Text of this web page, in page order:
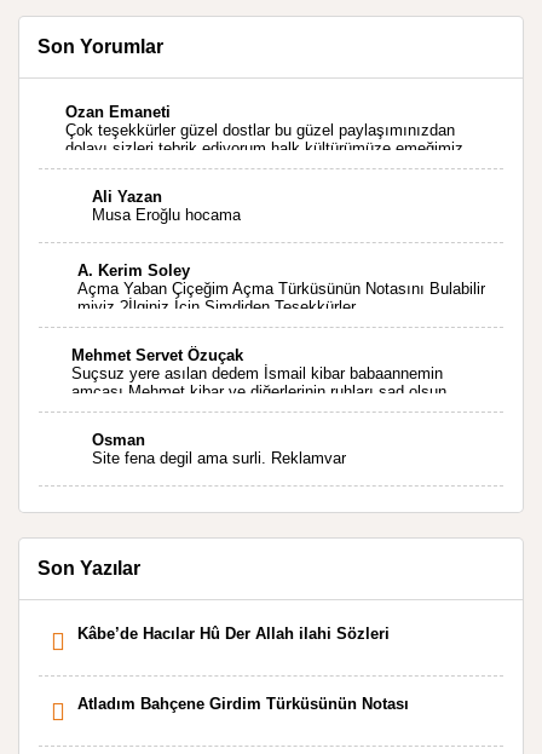
Son Yorumlar
Ozan Emaneti
Çok teşekkürler güzel dostlar bu güzel paylaşımınızdan
dolayı sizleri tebrik ediyorum halk kültürümüze emeğimiz
geçti ise ne mutlu bizlere sizlerin sayesinde türkülerimiz
Ali Yazan
Musa Eroğlu hocama
A. Kerim Soley
Açma Yaban Çiçeğim Açma Türküsünün Notasını Bulabilir
miyiz ?İlginiz İçin Şimdiden Teşekkürler.
Mehmet Servet Özuçak
Suçsuz yere asılan dedem İsmail kibar babaannemin
amcası Mehmet kibar ve diğerlerinin ruhları şad olsun.
Kahrolsun Cemal paşa
Osman
Site fena degil ama surli. Reklamvar
Son Yazılar
Kâbe’de Hacılar Hû Der Allah ilahi Sözleri
Atladım Bahçene Girdim Türküsünün Notası